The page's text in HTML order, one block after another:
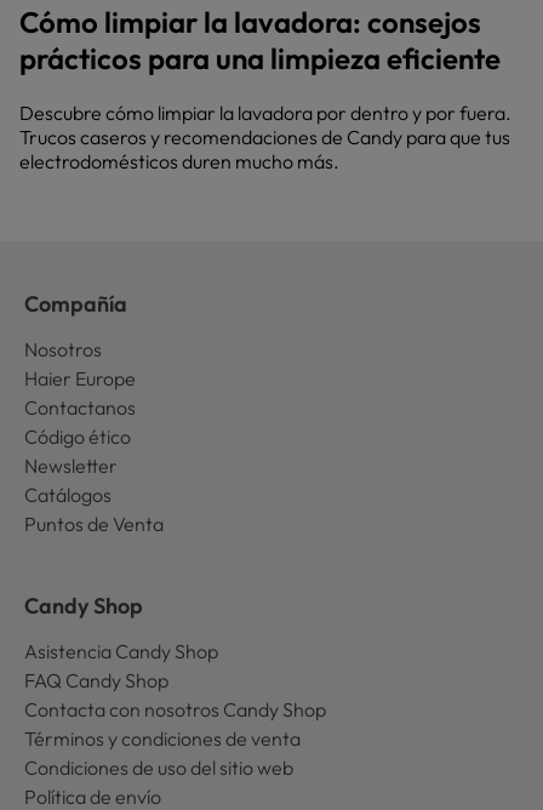
Cómo limpiar la lavadora: consejos
prácticos para una limpieza eficiente
Descubre cómo limpiar la lavadora por dentro y por fuera.
Trucos caseros y recomendaciones de Candy para que tus
electrodomésticos duren mucho más.
Compañía
Nosotros
Haier Europe
Contactanos
Código ético
Newsletter
Catálogos
Puntos de Venta
Candy Shop
Asistencia Candy Shop
FAQ Candy Shop
Contacta con nosotros Candy Shop
Términos y condiciones de venta
Condiciones de uso del sitio web
Política de envío